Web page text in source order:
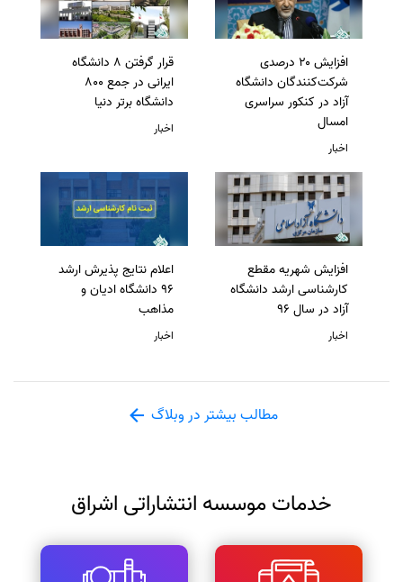
افزایش ۲۰ درصدی
شرکت‌کنندگان دانشگاه
آزاد در کنکور سراسری
امسال
اخبار
قرار گرفتن 8 دانشگاه
ایرانی در جمع 800
دانشگاه برتر دنیا
اخبار
افزایش شهریه مقطع
کارشناسی ارشد دانشگاه
آزاد در سال 96
اخبار
اعلام نتایج پذیرش ارشد
96 دانشگاه ادیان و
مذاهب
اخبار
مطالب بیشتر در وبلاگ
خدمات موسسه انتشاراتی اشراق